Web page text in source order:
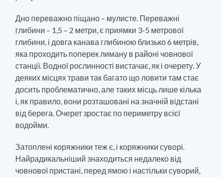
Дно переважно піщано – мулисте. Переважні
глибини – 1,5 – 2 метри, є приямки 3-5 метрової
глибини, і довга канава глибиною близько 6 метрів,
яка проходить поперек лиману в районі човнової
станції. Водної рослинності вистачає, як і очерету. У
деяких місцях трави так багато що ловити там стає
досить проблематично, але таких місць лише кілька
і, як правило, вони розташовані на значній відстані
від берега. Очерет зростає по периметру всієї
водойми.
Затоплені коряжники теж є, і коряжники суворі.
Найрадикальніший знаходиться недалеко від
човнової пристані, перед ямою і настільки суворий,